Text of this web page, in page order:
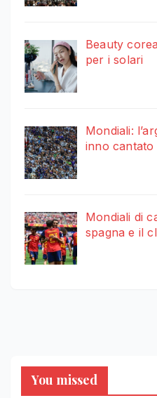
Beauty
per i solari
Mondiali:
inno cantato
Mondiali di
spagna e il
You missed